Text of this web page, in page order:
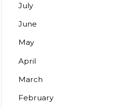
July
June
May
April
March
February